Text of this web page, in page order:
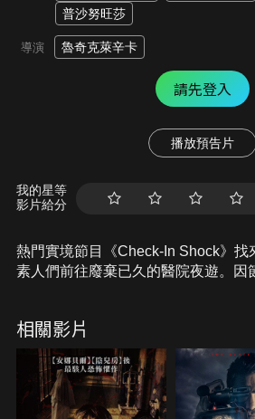
普沙努旺莎
導演 魯奇克萊辛卡
請先登入
播放預告片
我的星等
影片給分
熱門實境節目《Check-In Shock》找
素人們前往廢棄已久的醫院夜遊。因
現埋藏在這間廢棄醫院背後的駭人
相關影片